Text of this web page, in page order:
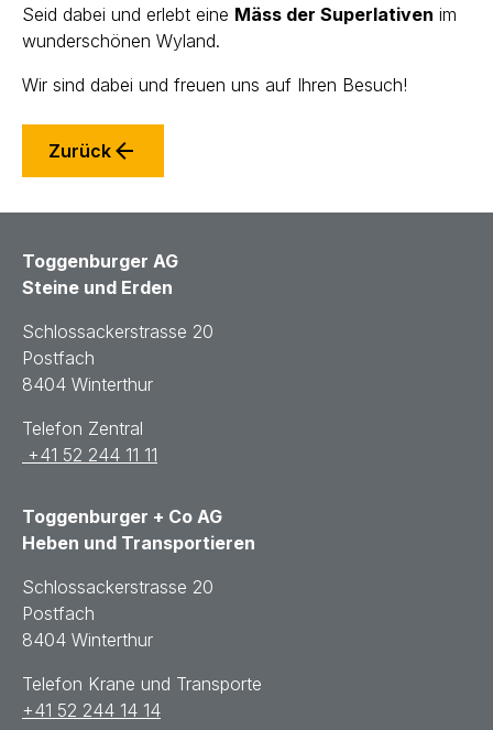
Seid dabei und erlebt eine Mäss der Superlativen im
wunderschönen Wyland.
Wir sind dabei und freuen uns auf Ihren Besuch!
Zurück
Toggenburger AG
Steine und Erden
Schlossackerstrasse 20
Postfach
8404 Winterthur
Telefon Zentral
+41 52 244 11 11
Toggenburger + Co AG
Heben und Transportieren
Schlossackerstrasse 20
Postfach
8404 Winterthur
Telefon Krane und Transporte
+41 52 244 14 14